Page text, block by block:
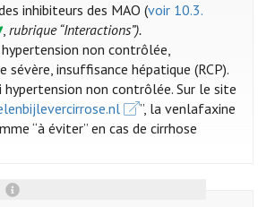
inhibiteurs des MAO (voir 10.3.
, rubrique “Interactions”).
non contrôlée,
sévère, insuffisance hépatique (RCP).
hypertension non contrôlée. Sur le site
”, la venlafaxine
“à éviter” en cas de cirrhose